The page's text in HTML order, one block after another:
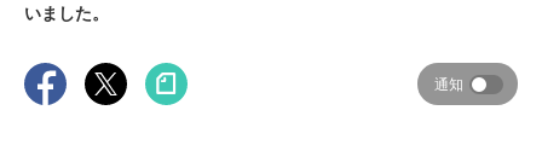
いました。
通知